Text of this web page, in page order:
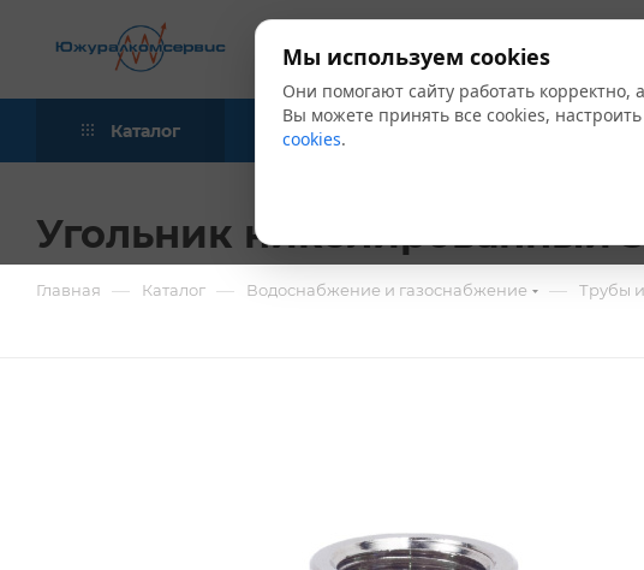
Каталог Акции Бренды
Угольник никелированный
Главная — Каталог — Водоснабжение и газоснабжение — Трубы
Мы используем cookies
Они помогают сайту работать
Вы можете принять все cookies,
cookies.